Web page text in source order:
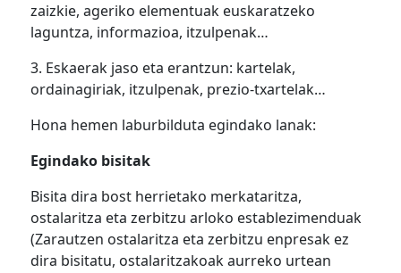
zaizkie, ageriko elementuak euskaratzeko
laguntza, informazioa, itzulpenak…
3. Eskaerak jaso eta erantzun: kartelak,
ordainagiriak, itzulpenak, prezio-txartelak…
Hona hemen laburbilduta egindako lanak:
Egindako bisitak
Bisita dira bost herrietako merkataritza,
ostalaritza eta zerbitzu arloko establezimenduak
(Zarautzen ostalaritza eta zerbitzu enpresak ez
dira bisitatu, ostalaritzakoak aurreko urtean